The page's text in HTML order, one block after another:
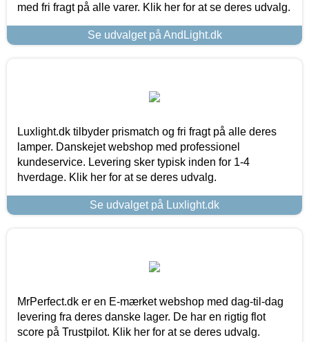
med fri fragt på alle varer. Klik her for at se deres udvalg.
Se udvalget på AndLight.dk
Luxlight.dk tilbyder prismatch og fri fragt på alle deres
lamper. Danskejet webshop med professionel
kundeservice. Levering sker typisk inden for 1-4
hverdage. Klik her for at se deres udvalg.
Se udvalget på Luxlight.dk
MrPerfect.dk er en E-mærket webshop med dag-til-dag
levering fra deres danske lager. De har en rigtig flot
score på Trustpilot. Klik her for at se deres udvalg.